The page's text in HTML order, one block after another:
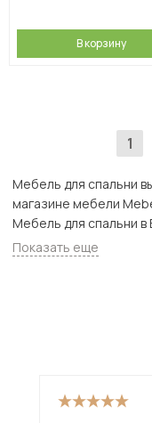
В корзину
1
Мебель для спальни
магазине мебели
Мебель для спальни
ассортимент товаров
включая Видное. Всего товаров в категории «Мебель для
Показать еще